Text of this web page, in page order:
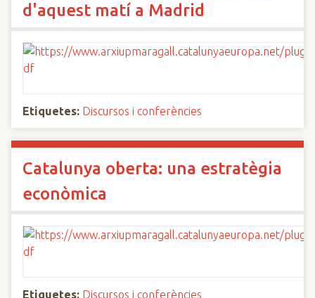
d'aquest matí a Madrid
Etiquetes: Discursos i conferències
Catalunya oberta: una estratègia
econòmica
Etiquetes: Discursos i conferències